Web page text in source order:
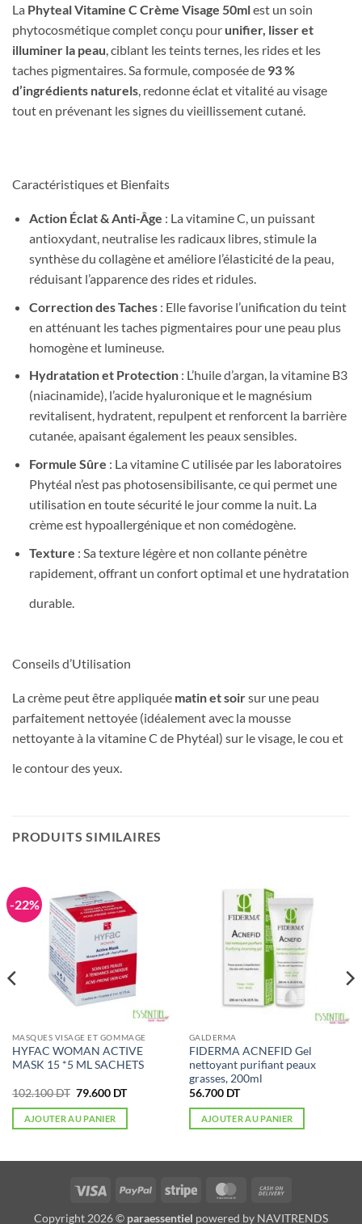
La Phyteal Vitamine C Crème Visage 50mlest un soin
phytocosmétique complet conçu pour unifier, lisser et
illuminer la peau , ciblant les teints ternes, les rides et les
taches pigmentaires. Sa formule, composée de 93 %
d’ingrédients naturels , redonne éclat et vitalité au visage
tout en prévenant les signes du vieillissement cutané.
Caractéristiques et Bienfaits
Action Éclat & Anti-Âge : La vitamine C, un puissant
antioxydant, neutralise les radicaux libres, stimule la
synthèse du collagène et améliore l’élasticité de la peau,
réduisant l’apparence des rides et ridules.
Correction des Taches: Elle favorise l’unification du teint
en atténuant les taches pigmentaires pour une peau plus
homogène et lumineuse.
Hydratation et Protection: L’huile d’argan, la vitamine B3
(niacinamide), l’acide hyaluronique et le magnésium
revitalisent, hydratent, repulpent et renforcent la barrière
cutanée, apaisant également les peaux sensibles.
Formule Sûre : La vitamine C utilisée par les laboratoires
Phytéal n’est pas photosensibilisante, ce qui permet une
utilisation en toute sécurité le jour comme la nuit. La
crème est hypoallergénique et non comédogène.
Texture : Sa texture légère et non collante pénètre
rapidement, offrant un confort optimal et une hydratation
durable.
Conseils d’Utilisation
La crème peut être appliquée matin et soirsur une peau
parfaitement nettoyée (idéalement avec la mousse
nettoyante à la vitamine C de Phytéal) sur le visage, le cou et
le contour des yeux.
PRODUITS SIMILAIRES
-22%
MASQUES VISAGE ET GOMMAGE
HYFAC WOMAN ACTIVE
MASK 15 *5 ML SACHETS
102.100DT Le
initial
était :
79.600 DTLe
actuel
AJOUTER AU PANIER
GALDERMA
FIDERMA ACNEFID Gel
nettoyant purifiant peaux
grasses, 200ml
56.700 DT
AJOUTER AU PANIER
Visa PayPal Stripe MasterCard
Copyright 2026 © paraessentiel powered by NAVITRENDS